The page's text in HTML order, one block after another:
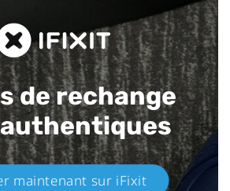
de rechange
authentiques​
maintenant sur iFixit​